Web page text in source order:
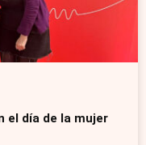
el día de la mujer